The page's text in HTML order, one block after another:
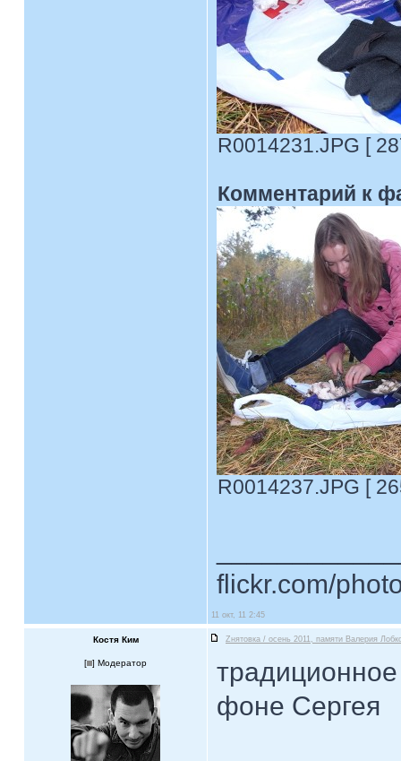
R0014231.JPG [
Комментарий к
R0014237.JPG [
flickr.com/
11 окт, 11 2:45
Костя Ким Zнятовка / осень 2011, памяти Валерия
[ ] Модератор
фоне Сергея